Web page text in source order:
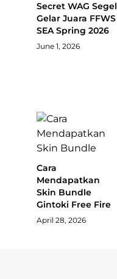
Secret WAG Segel
Gelar Juara FFWS
SEA Spring 2026
June 1, 2026
Cara
Mendapatkan
Skin Bundle
Gintoki Free Fire
April 28, 2026